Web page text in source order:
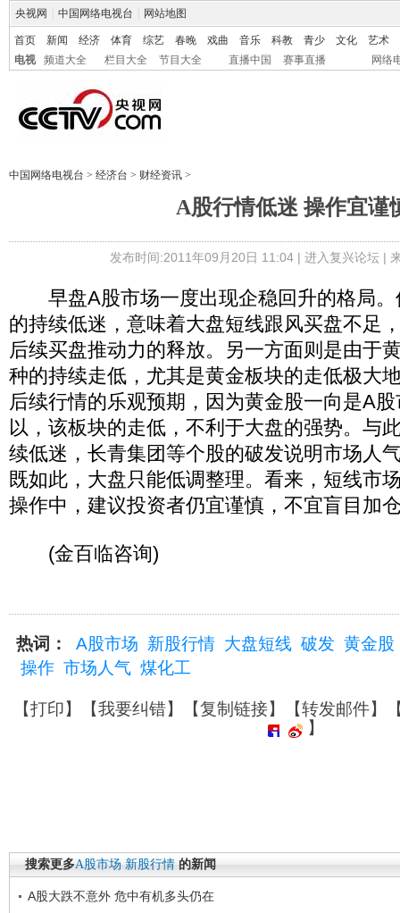
央视网 中国网络电视台 网站地图
首页 新闻 经济 体育 综艺 春晚 戏曲 音乐 科教 青少 文化
艺术
电视
频道大全 栏目大全 节目大全 直播中国 赛事直播 网络
中国网络电视台 > 经济台 > 财经资讯 >
A股行情低迷 操作宜谨
发布时间:2011年09月20日 11:04 | 进入复兴论坛|
早盘A股市场一度出现企稳回升的格局。
的持续低迷，意味着大盘短线跟风买盘不足
后续买盘推动力的释放。另一方面则是由于
种的持续走低，尤其是黄金板块的走低极大
后续行情的乐观预期，因为黄金股一向是A
以，该板块的走低，不利于大盘的强势。与
续低迷，长青集团等个股的破发说明市场人
既如此，大盘只能低调整理。看来，短线市
操作中，建议投资者仍宜谨慎，不宜盲目加
(金百临咨询)
热词： A股市场 新股行情 大盘短线 破发 黄金股
操作 市场人气 煤化工
【打印】【我要纠错】【复制链接】【转发邮件】
】
搜索更多A股市场 新股行情 的新闻
A股大跌不意外 危中有机多头仍在